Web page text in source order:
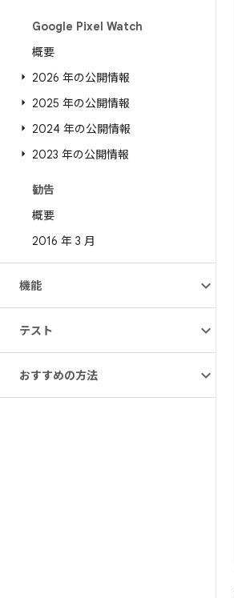
Google Pixel Watch
概要
2026 年の公開情報
2025 年の公開情報
2024 年の公開情報
2023 年の公開情報
勧告
概要
2016 年 3 月
機能
テスト
おすすめの方法